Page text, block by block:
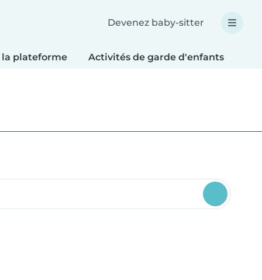
Devenez baby-sitter
la plateforme Activités de garde d'enfants